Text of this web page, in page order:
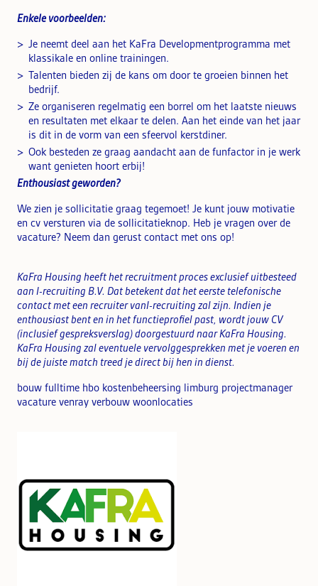
Enkele voorbeelden:
Je neemt deel aan het KaFra Developmentprogramma met
klassikale en online trainingen.
Talenten bieden zij de kans om door te groeien binnen het
bedrijf.
Ze organiseren regelmatig een borrel om het laatste nieuws
en resultaten met elkaar te delen. Aan het einde van het jaar
is dit in de vorm van een sfeervol kerstdiner.
Ook besteden ze graag aandacht aan de funfactor in je werk
want genieten hoort erbij!
Enthousiast geworden?
We zien je sollicitatie graag tegemoet! Je kunt jouw motivatie
en cv versturen via de sollicitatieknop. Heb je vragen over de
vacature? Neem dan gerust contact met ons op!
KaFra Housing heeft het recruitment proces exclusief uitbesteed
aan I-recruiting B.V. Dat betekent dat het eerste telefonische
contact met een recruiter vanI-recruiting zal zijn. Indien je
enthousiast bent en in het functieprofiel past, wordt jouw CV
(inclusief gespreksverslag) doorgestuurd naar KaFra Housing.
KaFra Housing zal eventuele vervolggesprekken met je voeren en
bij de juiste match treed je direct bij hen in dienst.
bouw fulltime hbo kostenbeheersing limburg projectmanager
vacature venray verbouw woonlocaties